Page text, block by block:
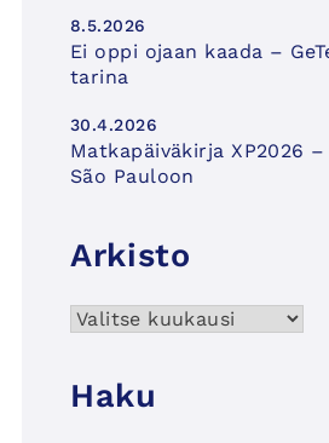
8.5.2026
Ei oppi ojaan kaada –
tarina
30.4.2026
Matkapäiväkirja XP2026
São Pauloon
Arkisto
Arkisto
Haku